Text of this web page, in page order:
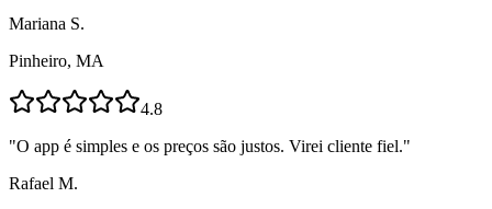
Mariana S.
Pinheiro, MA
4.8
"O app é simples e os preços são justos. Virei cliente fiel."
Rafael M.